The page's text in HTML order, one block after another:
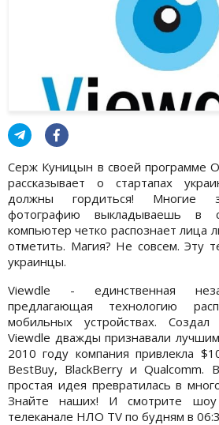
Серж Куницын в своей программе
рассказывает о стартапах
должны гордиться! Многие
фотографию выкладываешь в
компьютер четко распознает лица
отметить. Магия? Не совсем. Эту
украинцы.
Viewdle - единственная
предлагающая технологию
мобильных устройствах.
Viewdle дважды признавали
2010 году компания привлекла
BestBuy, BlackBerry и Qualcomm.
простая идея превратилась в
Знайте наших! И смотрите шоу
телеканале НЛО TV по будням в